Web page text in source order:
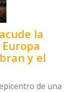
la
y el
de una